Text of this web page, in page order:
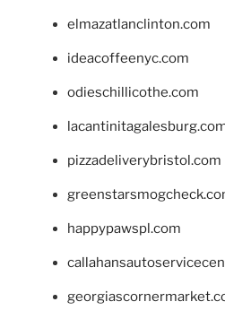
elmazatlanclinton.com
ideacoffeenyc.com
odieschillicothe.com
pizzadeliverybristol.com
happypawspl.com